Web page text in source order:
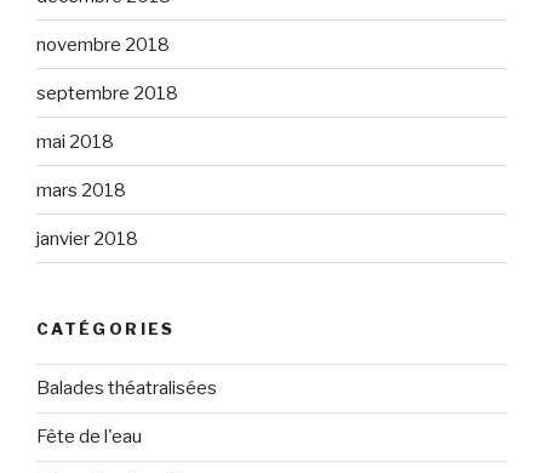
novembre 2018
septembre 2018
mai 2018
mars 2018
janvier 2018
CATÉGORIES
Balades théatralisées
Fête de l'eau